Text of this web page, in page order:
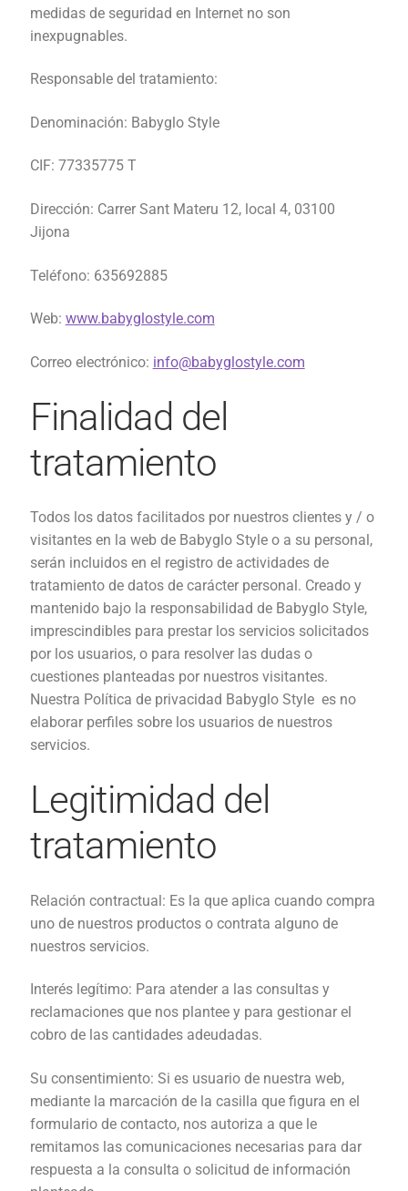
medidas de seguridad en Internet no son
inexpugnables.
Responsable del tratamiento:
Denominación: Babyglo Style
CIF: 77335775 T
Dirección: Carrer Sant Materu 12, local 4, 03100
Jijona
Teléfono: 635692885
Web: www.babyglostyle.com
Correo electrónico: info@babyglostyle.com
Finalidad del
tratamiento
Todos los datos facilitados por nuestros clientes y / o
visitantes en la web de Babyglo Style o a su personal,
serán incluidos en el registro de actividades de
tratamiento de datos de carácter personal. Creado y
mantenido bajo la responsabilidad de Babyglo Style,
imprescindibles para prestar los servicios solicitados
por los usuarios, o para resolver las dudas o
cuestiones planteadas por nuestros visitantes.
Nuestra Política de privacidad Babyglo Style es no
elaborar perfiles sobre los usuarios de nuestros
servicios.
Legitimidad del
tratamiento
Relación contractual: Es la que aplica cuando compra
uno de nuestros productos o contrata alguno de
nuestros servicios.
Interés legítimo: Para atender a las consultas y
reclamaciones que nos plantee y para gestionar el
cobro de las cantidades adeudadas.
Su consentimiento: Si es usuario de nuestra web,
mediante la marcación de la casilla que figura en el
formulario de contacto, nos autoriza a que le
remitamos las comunicaciones necesarias para dar
respuesta a la consulta o solicitud de información